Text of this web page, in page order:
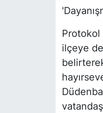
Protokol
ilçeye